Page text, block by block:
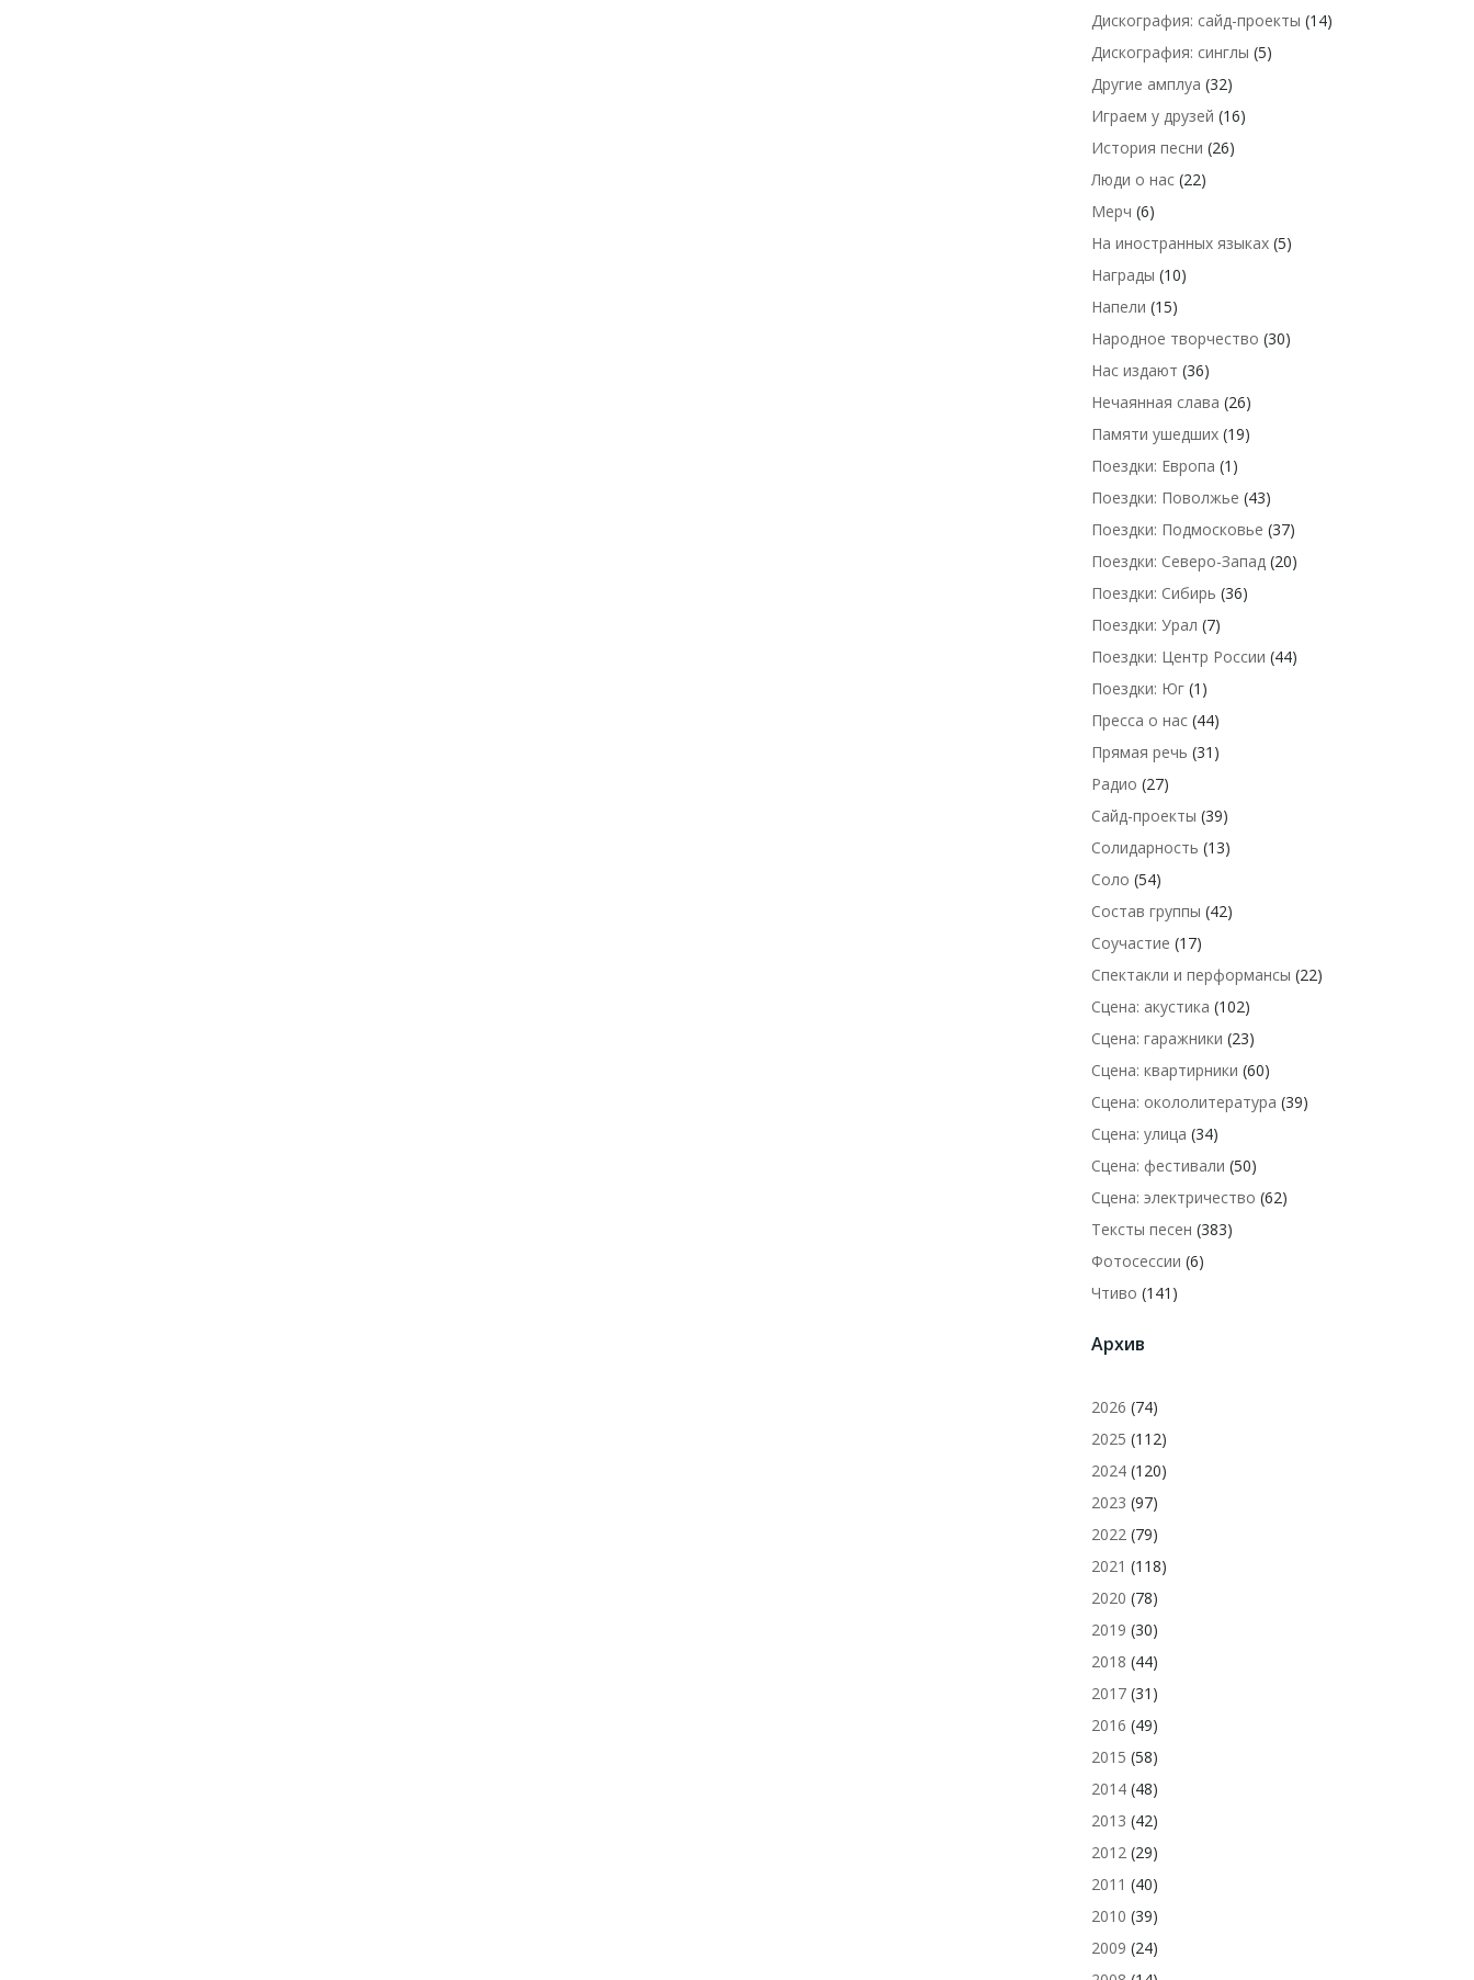
Дискография: сайд-проекты (14)
Дискография: синглы (5)
Другие амплуа (32)
Играем у друзей (16)
История песни (26)
Люди о нас (22)
Мерч (6)
На иностранных языках (5)
Награды (10)
Напели (15)
Народное творчество (30)
Нас издают (36)
Нечаянная слава (26)
Памяти ушедших (19)
Поездки: Европа (1)
Поездки: Поволжье (43)
Поездки: Подмосковье (37)
Поездки: Северо-Запад (20)
Поездки: Сибирь (36)
Поездки: Урал (7)
Поездки: Центр России (44)
Поездки: Юг (1)
Пресса о нас (44)
Прямая речь (31)
Радио (27)
Сайд-проекты (39)
Солидарность (13)
Соло (54)
Состав группы (42)
Соучастие (17)
Спектакли и перформансы (22)
Сцена: акустика (102)
Сцена: гаражники (23)
Сцена: квартирники (60)
Сцена: окололитература (39)
Сцена: улица (34)
Сцена: фестивали (50)
Сцена: электричество (62)
Тексты песен (383)
Фотосессии (6)
Чтиво (141)
Архив
2026 (74)
2025 (112)
2024 (120)
2023 (97)
2022 (79)
2021 (118)
2020 (78)
2019 (30)
2018 (44)
2017 (31)
2016 (49)
2015 (58)
2014 (48)
2013 (42)
2012 (29)
2011 (40)
2010 (39)
2009 (24)